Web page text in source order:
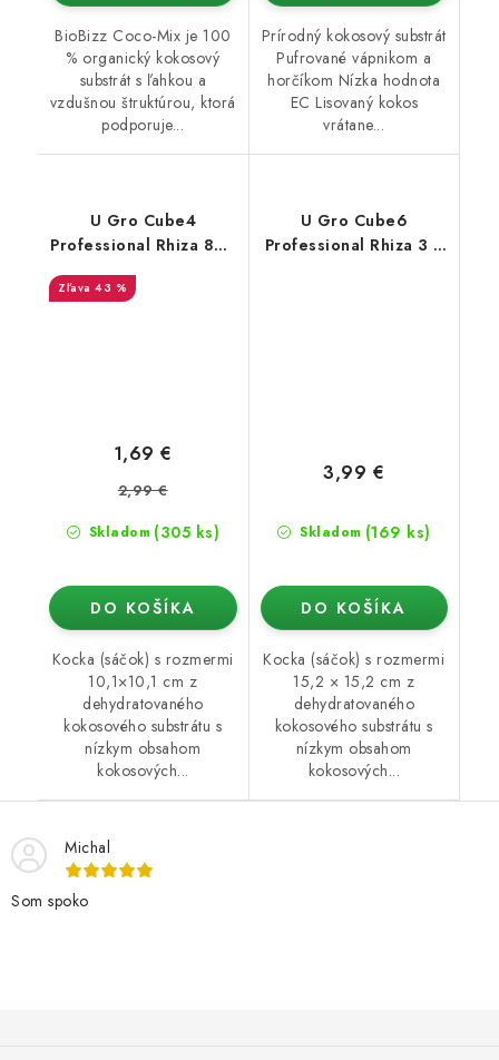
BioBizz Coco-Mix je 100
% organický kokosový
substrát s ľahkou a
vzdušnou štruktúrou, ktorá
podporuje...
Prírodný kokosový substrát
Pufrované vápnikom a
horčíkom Nízka hodnota
EC Lisovaný kokos
vrátane...
U Gro Cube4
Professional Rhiza 800
ml, 90 g
43 %
Skladom (305 ks)
1,69 €
2,99 €
DO KOŠÍKA
Kocka (sáčok) s rozmermi
10,1×10,1 cm z
dehydratovaného
kokosového substrátu s
nízkym obsahom
kokosových...
U Gro Cube6
Professional Rhiza 3 l,
Skladom (169 ks)
3,99 €
DO KOŠÍKA
Kocka (sáčok) s rozmermi
15,2 × 15,2 cm z
dehydratovaného
kokosového substrátu s
nízkym obsahom
kokosových...
Michal
Som spoko